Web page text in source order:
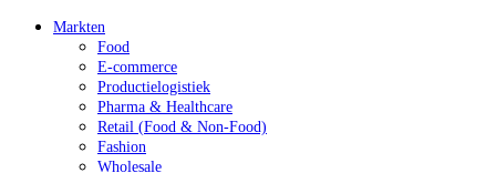
Markten
Food
E-commerce
Productielogistiek
Pharma & Healthcare
Retail (Food & Non-Food)
Fashion
Wholesale